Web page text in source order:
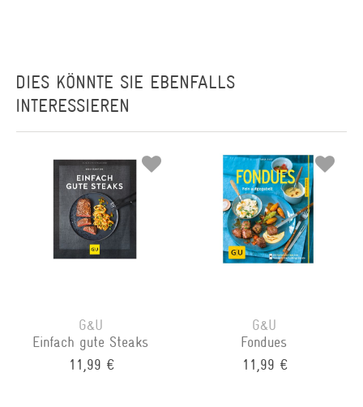
DIES KÖNNTE SIE EBENFALLS
INTERESSIEREN
G&U
Einfach gute Steaks
11,99 €
G&U
Fondues
11,99 €